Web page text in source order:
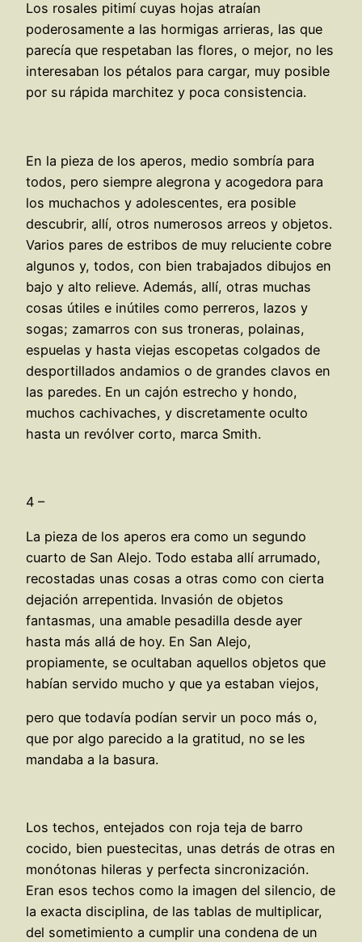
Los rosales pitimí cuyas hojas atraían
poderosamente a las hormigas arrieras, las que
parecía que respetaban las flores, o mejor, no les
interesaban los pétalos para cargar, muy posible
por su rápida marchitez y poca consistencia.
En la pieza de los aperos, medio sombría para
todos, pero siempre alegrona y acogedora para
los muchachos y adolescentes, era posible
descubrir, allí, otros numerosos arreos y objetos.
Varios pares de estribos de muy reluciente cobre
algunos y, todos, con bien trabajados dibujos en
bajo y alto relieve. Además, allí, otras muchas
cosas útiles e inútiles como perreros, lazos y
sogas; zamarros con sus troneras, polainas,
espuelas y hasta viejas escopetas colgados de
desportillados andamios o de grandes clavos en
las paredes. En un cajón estrecho y hondo,
muchos cachivaches, y discretamente oculto
hasta un revólver corto, marca Smith.
4 –
La pieza de los aperos era como un segundo
cuarto de San Alejo. Todo estaba allí arrumado,
recostadas unas cosas a otras como con cierta
dejación arrepentida. Invasión de objetos
fantasmas, una amable pesadilla desde ayer
hasta más allá de hoy. En San Alejo,
propiamente, se ocultaban aquellos objetos que
habían servido mucho y que ya estaban viejos,
pero que todavía podían servir un poco más o,
que por algo parecido a la gratitud, no se les
mandaba a la basura.
Los techos, entejados con roja teja de barro
cocido, bien puestecitas, unas detrás de otras en
monótonas hileras y perfecta sincronización.
Eran esos techos como la imagen del silencio, de
la exacta disciplina, de las tablas de multiplicar,
del sometimiento a cumplir una condena de un